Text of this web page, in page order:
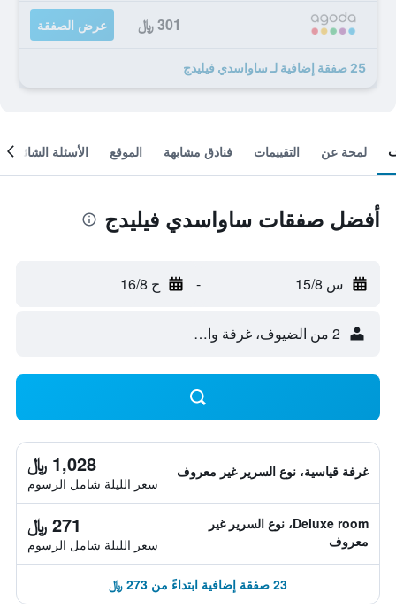
301 ﷼ عرض الصفقة
25 صفقة إضافية لـ ساواسدي فيليدج
لمحة عن التقييمات فنادق مشابهة الموقع الأسئلة الشائعة
أفضل صفقات ساواسدي فيليدج
س 15/8 - ح 16/8
2 من الضيوف، غرفة واحدة
غرفة قياسية، نوع السرير غير معروف 1,028 ﷼
سعر الليلة شامل الرسوم
Deluxe room، نوع السرير غير
معروف
271 ﷼
سعر الليلة شامل الرسوم
23 صفقة إضافية ابتداءً من 273 ﷼